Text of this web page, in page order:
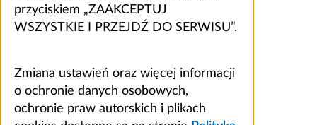
przyciskiem „ZAAKCEPTUJ
WSZYSTKIE I PRZEJDŹ DO SERWISU”.
Zmiana ustawień oraz więcej informacji
o ochronie danych osobowych,
ochronie praw autorskich i plikach